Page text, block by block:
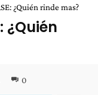
¿Quién rinde mas?
¿Quién
0